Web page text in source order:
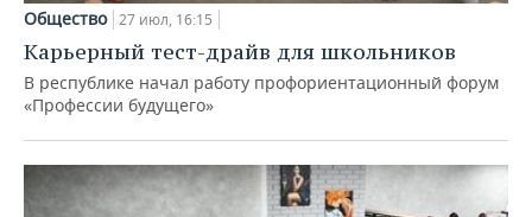
Общество 27 июл, 16:15
Карьерный тест-драйв для школьников
В республике начал работу профориентационный форум
«Профессии будущего»